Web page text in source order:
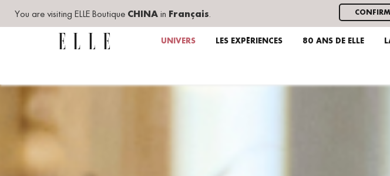
You are visiting ELLE Boutique CHINA in Français. CONFIRM
UNIVERS LES EXPÉRIENCES 80 ANS DE ELLE